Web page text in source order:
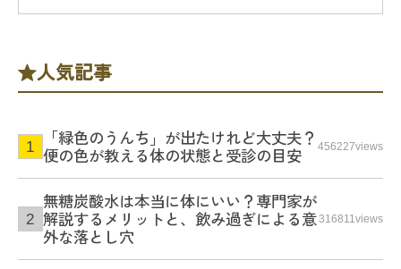
人気記事
「緑色のうんち」が出たけれど大丈夫？
便の色が教える体の状態と受診の目安
456227views
無糖炭酸水は本当に体にいい？専門家が
解説するメリットと、飲み過ぎによる意
外な落とし穴
316811views